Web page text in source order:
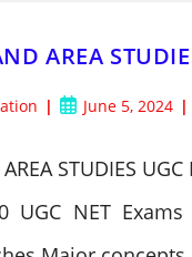
AREA
PostJune 5, 2024
STUDIES
UGC NET